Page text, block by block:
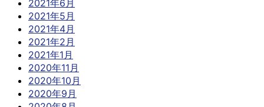
2021年6月
2021年5月
2021年4月
2021年2月
2021年1月
2020年11月
2020年10月
2020年9月